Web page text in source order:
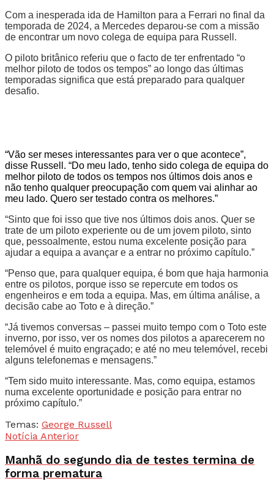
Com a inesperada ida de Hamilton para a Ferrari no final da
temporada de 2024, a Mercedes deparou-se com a missão
de encontrar um novo colega de equipa para Russell.
O piloto britânico referiu que o facto de ter enfrentado “o
melhor piloto de todos os tempos” ao longo das últimas
temporadas significa que está preparado para qualquer
desafio.
“Vão ser meses interessantes para ver o que acontece”,
disse Russell. “Do meu lado, tenho sido colega de equipa do
melhor piloto de todos os tempos nos últimos dois anos e
não tenho qualquer preocupação com quem vai alinhar ao
meu lado. Quero ser testado contra os melhores.”
“Sinto que foi isso que tive nos últimos dois anos. Quer se
trate de um piloto experiente ou de um jovem piloto, sinto
que, pessoalmente, estou numa excelente posição para
ajudar a equipa a avançar e a entrar no próximo capítulo.”
“Penso que, para qualquer equipa, é bom que haja harmonia
entre os pilotos, porque isso se repercute em todos os
engenheiros e em toda a equipa. Mas, em última análise, a
decisão cabe ao Toto e à direção.”
“Já tivemos conversas – passei muito tempo com o Toto este
inverno, por isso, ver os nomes dos pilotos a aparecerem no
telemóvel é muito engraçado; e até no meu telemóvel, recebi
alguns telefonemas e mensagens.”
“Tem sido muito interessante. Mas, como equipa, estamos
numa excelente oportunidade e posição para entrar no
próximo capítulo.”
Temas: George Russell
Notícia Anterior
Manhã do segundo dia de testes termina de
forma prematura